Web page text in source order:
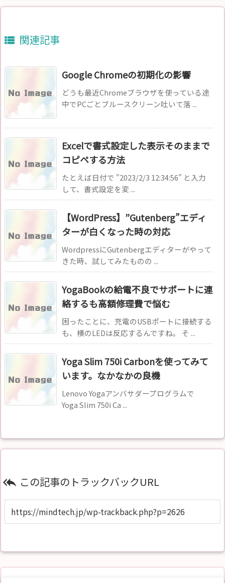
 関連記事
Google Chromeの初期化の影響
どうも最近Chromeブラウザを使っている途
中でPCごとブルースクリーン吐いて落 ...
Excelで書式設定した表示そのままで
コピペする方法
たとえば日付で "2023/2/3 12:34:56" と入力
して、書式設定を変 ...
【WordPress】”Gutenberg”エディ
ターが白くなった時の対応
WordpressにGutenbergエディターがやって
きた時、試してみたものの ...
YogaBookの給電不良でサポートに連
絡するも高額修理費で悩む
困ったことに、充電のUSBポートに接続する
も、横のLEDは反応するんですね。 そ ...
Yoga Slim 750i Carbonを使ってみて
います。なかなかの良機
Lenovo Yogaアンバサダープログラムで
Yoga Slim 750i Ca ...
 この記事のトラックバックURL